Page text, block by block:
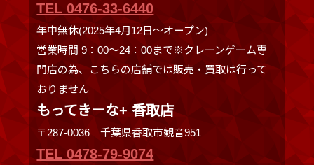
TEL 0476-33-6440
年中無休(2025年4月12日～オープン)
営業時間 9：00～24：00まで※クレーンゲーム専
門店の為、こちらの店舗では販売・買取は行って
おりません
もってきーな+ 香取店
〒287-0036 千葉県香取市観音951
TEL 0478-79-9074